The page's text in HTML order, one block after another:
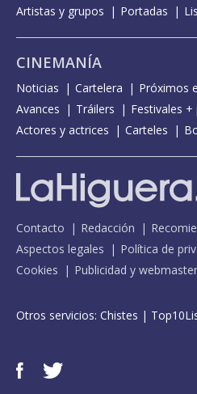
Artistas y grupos
Portadas
CINEMANÍA
Noticias Cartelera Próximos
Avances
Tráilers
Festivales
Actores y actrices
Carteles
Contacto Redacción
Aspectos legales
Política de
Cookies
Publicidad y
Otros servicios: Chistes |